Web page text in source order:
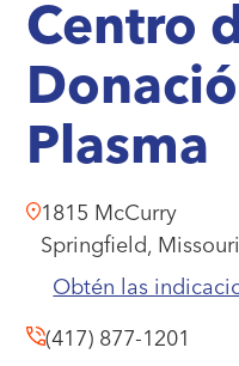
Centro
Plasma
1815 McCurry
Springfield, Missouri
Obtén las
(417) 877-1201